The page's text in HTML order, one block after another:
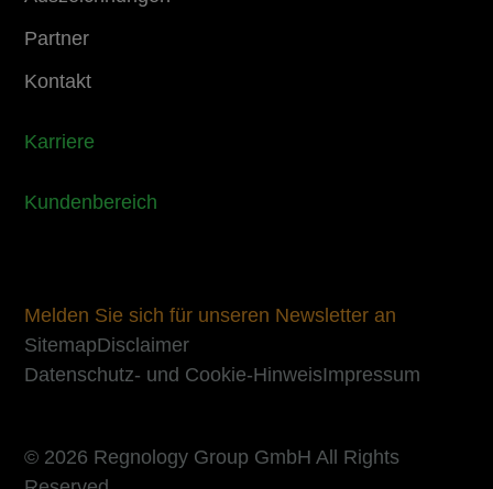
Partner
Kontakt
Karriere
Kundenbereich
Melden Sie sich für unseren Newsletter an
SitemapDisclaimer
Datenschutz- und Cookie-HinweisImpressum
© 2026 Regnology Group GmbH All Rights